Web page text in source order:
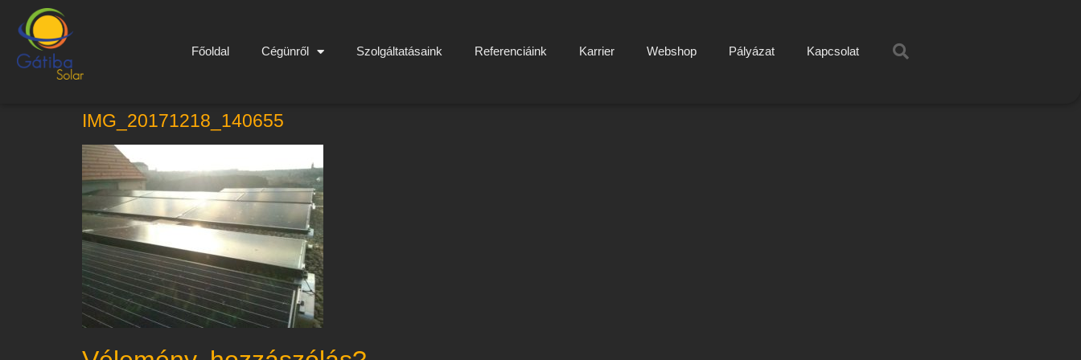
Főoldal Cégünről Szolgáltatásaink Referenciáink Karrier Webshop Pályázat Kapcsolat
IMG_20171218_140655